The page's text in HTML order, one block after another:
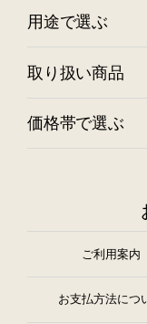
用途で選ぶ
取り扱い商品
価格帯で選ぶ
ご利用案内
お支払方法につ